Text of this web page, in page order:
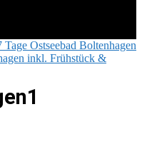
Ostseebad Boltenhagen
inkl. Frühstück &